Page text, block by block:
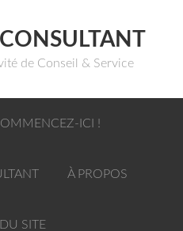
de Conseil & Service
ICI !
À PROPOS
SITE